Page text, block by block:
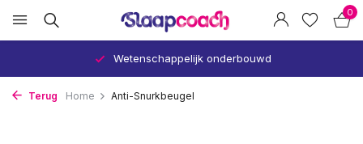
0
Wetenschappelijk onderbouwd
Terug Home Anti-Snurkbeugel